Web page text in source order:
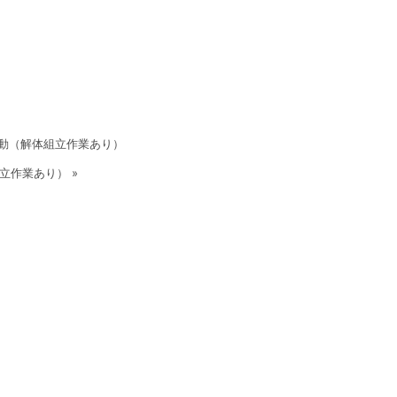
解体組立作業あり）
作業あり） »